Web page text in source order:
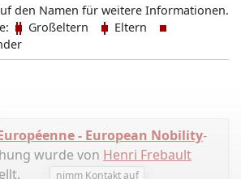
den Namen für weitere Informationen.
Großeltern
Eltern
- European Nobility-
wurde von Henri Frebault
nimm Kontakt auf